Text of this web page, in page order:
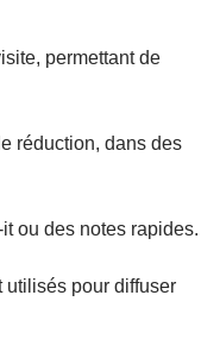
permettant de
réduction, dans des
ou des notes rapides.
utilisés pour diffuser